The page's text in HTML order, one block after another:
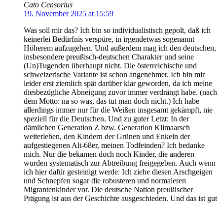
Cato Censorius
19. November 2025 at 15:59
Was soll mir das? Ich bin so individualistisch gepolt, daß ich
keinerlei Bedürfnis verspüre, in irgendetwas sogenannt
Höherem aufzugehen. Und außerdem mag ich den deutschen,
insbesondere preußisch-deutschen Charakter und seine
(Un)Tugenden überhaupt nicht. Die österreichische und
schweizerische Variante ist schon angenehmer. Ich bin mir
leider erst ziemlich spät darüber klar geworden, da ich meine
diesbezügliche Abneigung zuvor immer verdrängt habe. (nach
dem Motto: na so was, das tut man doch nicht.) Ich habe
allerdings immer nur für die Weißen insgesamt gekämpft, nie
speziell für die Deutschen. Und zu guter Letzt: In der
dämlichen Generation Z bzw. Generation Klimaarsch
weiterleben, den Kindern der Grünen und Enkeln der
aufgestiegenen Alt-68er, meinen Todfeinden? Ich bedanke
mich. Nur die bekamen doch noch Kinder, die anderen
wurden systematisch zur Abtreibung freigegeben. Auch wenn
ich hier dafür gesteinigt werde: Ich ziehe diesen Arschgeigen
und Schnepfen sogar die robusteren und normaleren
Migrantenkinder vor. Die deutsche Nation preußischer
Prägung ist aus der Geschichte ausgeschieden. Und das ist gut